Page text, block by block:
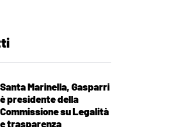
Santa Marinella, Gasparri
è presidente della
Commissione su Legalità
e trasparenza